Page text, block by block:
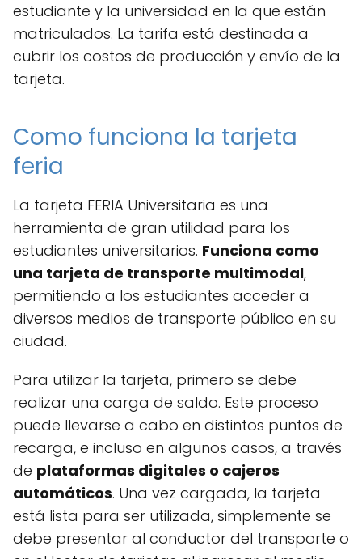
estudiante y la universidad en la que están
matriculados. La tarifa está destinada a
cubrir los costos de producción y envío de la
tarjeta.
Como funciona la tarjeta
feria
La tarjeta FERIA Universitaria es una
herramienta de gran utilidad para los
estudiantes universitarios. Funciona como
una tarjeta de transporte multimodal,
permitiendo a los estudiantes acceder a
diversos medios de transporte público en su
ciudad.
Para utilizar la tarjeta, primero se debe
realizar una carga de saldo. Este proceso
puede llevarse a cabo en distintos puntos de
recarga, e incluso en algunos casos, a través
de plataformas digitales o cajeros
automáticos. Una vez cargada, la tarjeta
está lista para ser utilizada, simplemente se
debe presentar al conductor del transporte o